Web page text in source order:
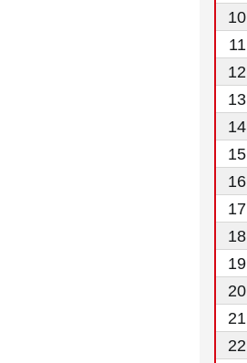
10
11
12
13
14
15
16
17
18
19
20
21
22